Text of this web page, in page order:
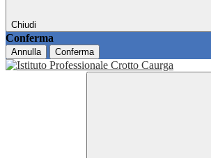
Chiudi
Conferma
Annulla Conferma